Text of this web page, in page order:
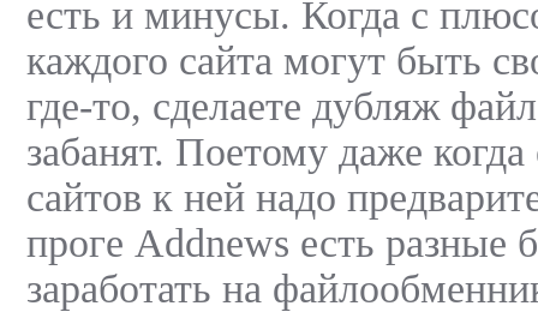
есть и минусы. Когда с
каждого сайта могут быть
где-то, сделаете дубляж
забанят. Поетому даже
сайтов к ней надо
проге Addnews есть
заработать на